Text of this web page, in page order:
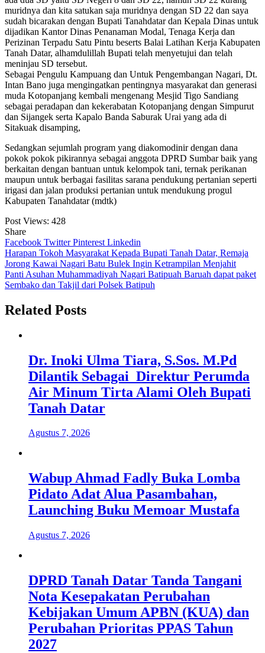
muridnya dan kita satukan saja muridnya dengan SD 22 dan saya
sudah bicarakan dengan Bupati Tanahdatar dan Kepala Dinas untuk
dijadikan Kantor Dinas Penanaman Modal, Tenaga Kerja dan
Perizinan Terpadu Satu Pintu beserts Balai Latihan Kerja Kabupaten
Tanah Datar, alhamdulillah Bupati telah menyetujui dan telah
meninjau SD tersebut.
Sebagai Pengulu Kampuang dan Untuk Pengembangan Nagari, Dt.
Intan Bano juga mengingatkan pentingnya masyarakat dan generasi
muda Kotopanjang kembali mengenang Mesjid Tigo Sandiang
sebagai peradapan dan kekerabatan Kotopanjang dengan Simpurut
dan Sijangek serta Kapalo Banda Saburak Urai yang ada di
Sitakuak disamping,
Sedangkan sejumlah program yang diakomodinir dengan dana
pokok pokok pikirannya sebagai anggota DPRD Sumbar baik yang
berkaitan dengan bantuan untuk kelompok tani, ternak perikanan
maupun untuk berbagai fasilitas sarana pendukung pertanian seperti
irigasi dan jalan produksi pertanian untuk mendukung progul
Kabupaten Tanahdatar (mdtk)
Post Views: 428
Share
Facebook TwitterPinterest Linkedin
Navigasi
pos
Harapan Tokoh Masyarakat Kepada Bupati Tanah Datar, Remaja
Jorong Kawai Nagari Batu Bulek Ingin Ketrampilan Menjahit
Panti Asuhan Muhammadiyah Nagari Batipuah Baruah dapat paket
Sembako dan Takjil dari Polsek Batipuh
Related Posts
Dr. Inoki Ulma Tiara, S.Sos. M.Pd
Dilantik Sebagai Direktur Perumda
Air Minum Tirta Alami Oleh Bupati
Tanah Datar
Agustus 7, 2026
Wabup Ahmad Fadly Buka Lomba
Pidato Adat Alua Pasambahan,
Launching Buku Memoar Mustafa
Agustus 7, 2026
DPRD Tanah Datar Tanda Tangani
Nota Kesepakatan Perubahan
Kebijakan Umum APBN (KUA) dan
Perubahan Prioritas PPAS Tahun
2027